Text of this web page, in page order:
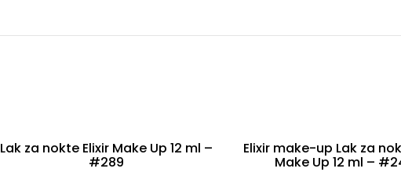
DODAJ U KORPU
Lak za nokte Elixir Make Up 12 ml –
#289
DODAJ U KORPU
Elixir make-up Lak za
Make Up 12 ml –